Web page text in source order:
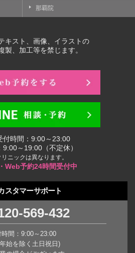
那覇院
キスト、画像、イラストの
製、加工等を禁じます。
付時間：9:00～23:00
9:00～19:00（不定休）
ニックは異なります。
Web予約24時間受付中
スタマーサポート
569-432
時間：9:00～23:00
始を除く土日祝日)